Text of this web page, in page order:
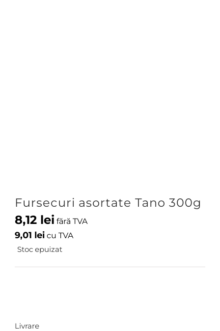
Fursecuri asortate Tano 300g
8,12 lei fără TVA
9,01 lei cu TVA
Stoc epuizat
Livrare